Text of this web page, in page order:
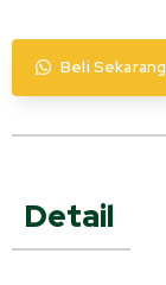
Beli Sekarang
Detail